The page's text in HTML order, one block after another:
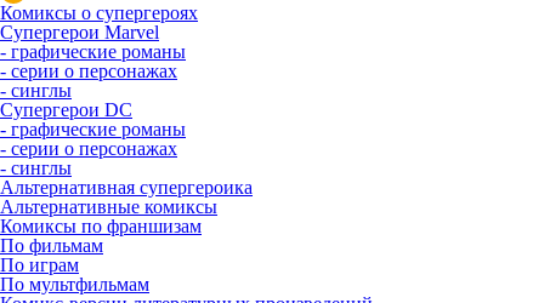
Комиксы о супергероях
Супергерои Marvel
- графические романы
- серии о персонажах
- синглы
Супергерои DC
- графические романы
- серии о персонажах
- синглы
Альтернативная супергероика
Альтернативные комиксы
Комиксы по франшизам
По фильмам
По играм
По мультфильмам